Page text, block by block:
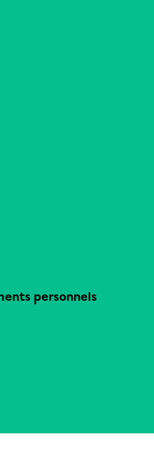
personnels